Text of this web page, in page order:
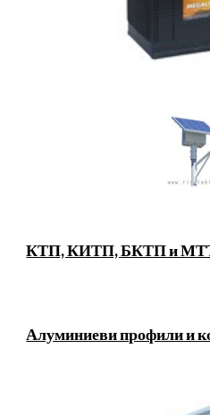
КТП, КИТП, БКТП и
Алуминиеви профили и